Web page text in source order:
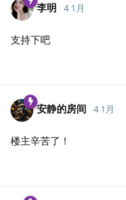
李明 4 1月
支持下吧
安静的房间 4 1月
楼主辛苦了！